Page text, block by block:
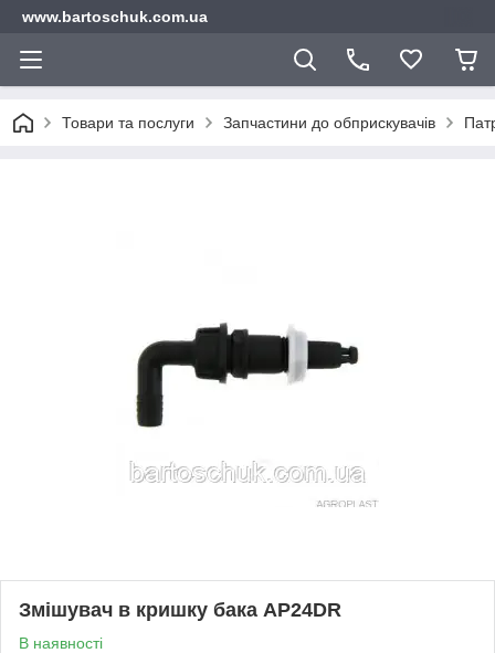
www.bartoschuk.com.ua
Товари та послуги Запчастини до обприскувачів
Змішувач в кришку бака AP24DR
В наявності